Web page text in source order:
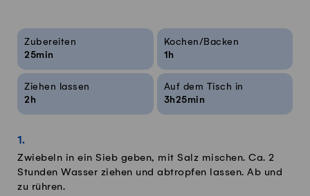
Rezeptinfos
Zubereiten
25min
Kochen/Backen
1h
Ziehen lassen
2h
Auf dem Tisch in
3h25min
Zwiebeln in ein Sieb geben, mit Salz mischen. Ca. 2
Stunden Wasser ziehen und abtropfen lassen. Ab und
zu rühren.